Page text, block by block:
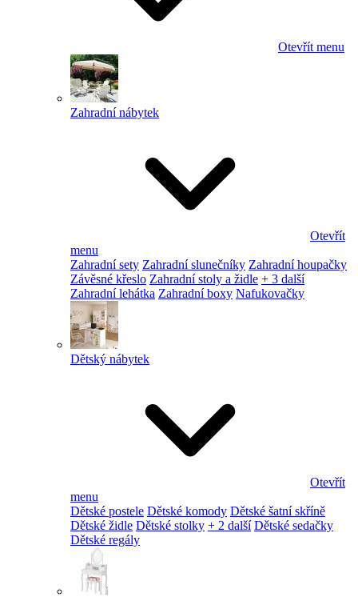
Otevřít menu
Zahradní nábytek
Otevřít
menu
Zahradní sety Zahradní slunečníky Zahradní houpačky
Závěsné křeslo Zahradní stoly a židle + 3 další
Zahradní lehátka Zahradní boxy Nafukovačky
Dětský nábytek
Otevřít
menu
Dětské postele Dětské komody Dětské šatní skříně
Dětské židle Dětské stolky + 2 další Dětské sedačky
Dětské regály